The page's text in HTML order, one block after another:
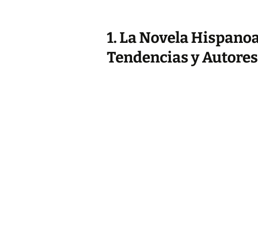
1. La Novela
Tendencias y